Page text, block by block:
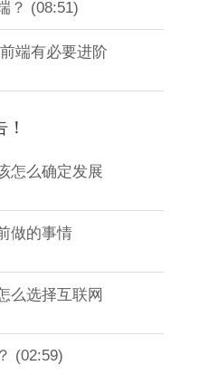
？ (08:51)
端有必要进阶
怎么确定发展
做的事情
么选择互联网
(02:59)